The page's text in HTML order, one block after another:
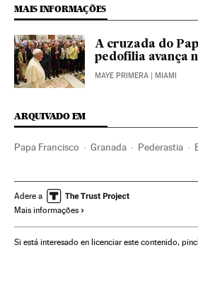
MAIS INFORMAÇÕES
A cruzada do
pedofilia avança
MAYE PRIMERA | MIAMI
ARQUIVADO EM
Papa Francisco Granada Pederastia
Agressões sexuais Espanha
Cristianismo
Delitos Justiça Menores Grupos
Adere a
Mais informações
Si está interesado en licenciar este contenido,